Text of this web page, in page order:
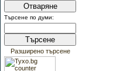
Отваряне
Търсене по думи:
Търсене
Разширено търсене